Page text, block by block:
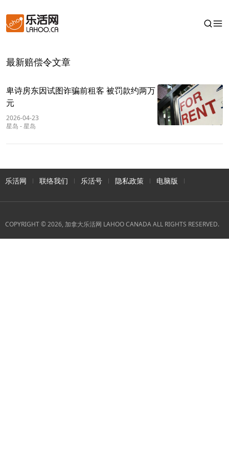
最新赔偿令文章
卑诗房东因试图诈骗前租客 被罚款约两万
元
2026-04-23
星岛 -星岛
乐活网 联络我们 乐活号 隐私政策 电脑版
COPYRIGHT © 2026, 加拿大乐活网 LAHOO CANADA ALL RIGHTS RESERVED.